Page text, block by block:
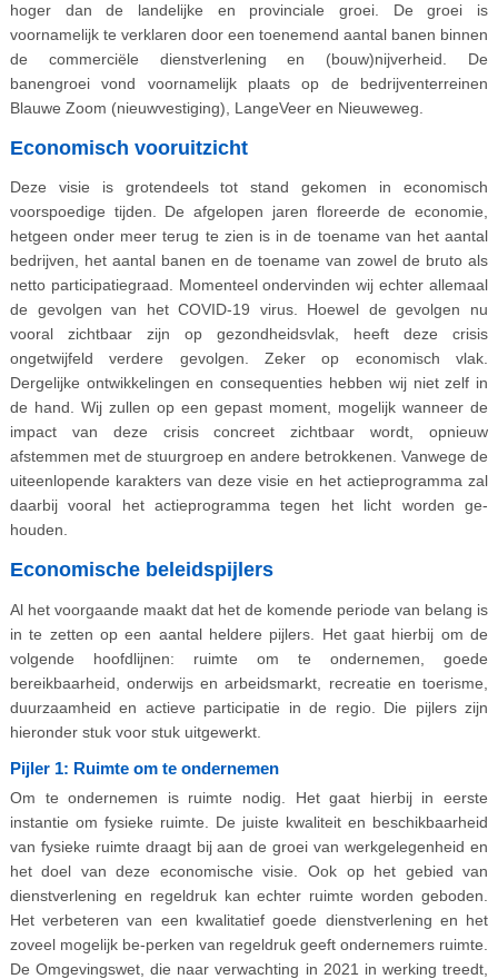
hoger dan de landelijke en provinciale groei. De groei is
voornamelijk te verklaren door een toenemend aantal banen binnen
de commerciële dienstverlening en (bouw)nijverheid. De
banengroei vond voornamelijk plaats op de bedrijventerreinen
Blauwe Zoom (nieuwvestiging), LangeVeer en Nieuweweg.
Economisch vooruitzicht
Deze visie is grotendeels tot stand gekomen in economisch
voorspoedige tijden. De afgelopen jaren floreerde de economie,
hetgeen onder meer terug te zien is in de toename van het aantal
bedrijven, het aantal banen en de toename van zowel de bruto als
netto participatiegraad. Momenteel ondervinden wij echter allemaal
de gevolgen van het COVID-19 virus. Hoewel de gevolgen nu
vooral zichtbaar zijn op gezondheidsvlak, heeft deze crisis
ongetwijfeld verdere gevolgen. Zeker op economisch vlak.
Dergelijke ontwikkelingen en consequenties hebben wij niet zelf in
de hand. Wij zullen op een gepast moment, mogelijk wanneer de
impact van deze crisis concreet zichtbaar wordt, opnieuw
afstemmen met de stuurgroep en andere betrokkenen. Vanwege de
uiteenlopende karakters van deze visie en het actieprogramma zal
daarbij vooral het actieprogramma tegen het licht worden ge-
houden.
Economische beleidspijlers
Al het voorgaande maakt dat het de komende periode van belang is
in te zetten op een aantal heldere pijlers. Het gaat hierbij om de
volgende hoofdlijnen: ruimte om te ondernemen, goede
bereikbaarheid, onderwijs en arbeidsmarkt, recreatie en toerisme,
duurzaamheid en actieve participatie in de regio. Die pijlers zijn
hieronder stuk voor stuk uitgewerkt.
Pijler 1: Ruimte om te ondernemen
Om te ondernemen is ruimte nodig. Het gaat hierbij in eerste
instantie om fysieke ruimte. De juiste kwaliteit en beschikbaarheid
van fysieke ruimte draagt bij aan de groei van werkgelegenheid en
het doel van deze economische visie. Ook op het gebied van
dienstverlening en regeldruk kan echter ruimte worden geboden.
Het verbeteren van een kwalitatief goede dienstverlening en het
zoveel mogelijk be-perken van regeldruk geeft ondernemers ruimte.
De Omgevingswet, die naar verwachting in 2021 in werking treedt,